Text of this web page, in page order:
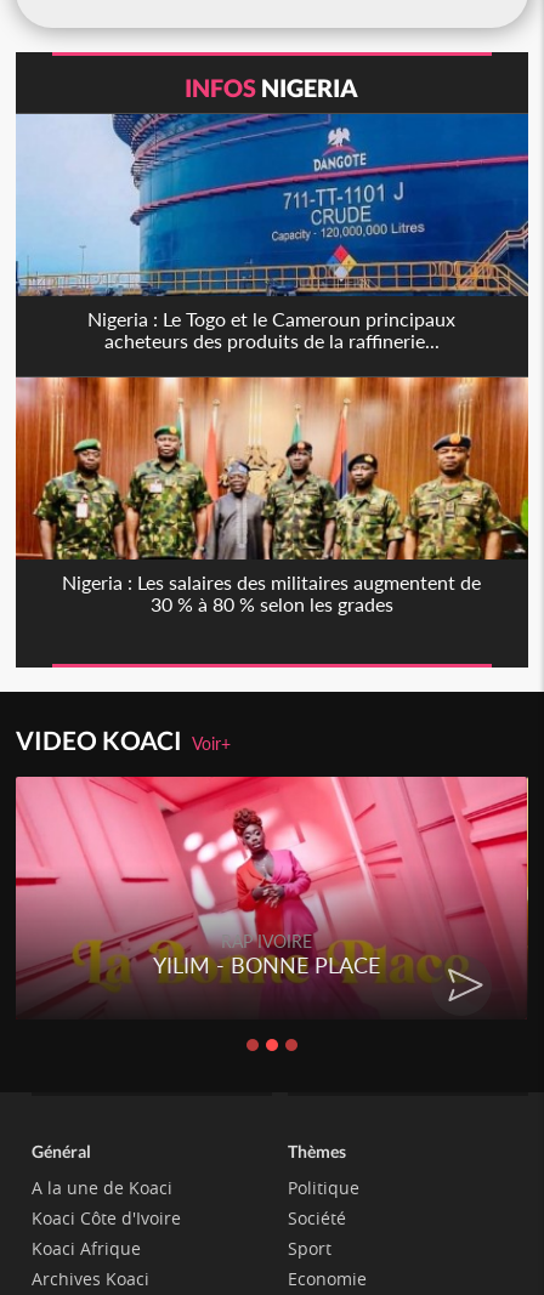
INFOS NIGERIA
Nigeria : Le Togo et le Cameroun principaux
acheteurs des produits de la raffinerie...
Nigeria : Les salaires des militaires augmentent de
30 % à 80 % selon les grades
VIDEO KOACIVoir+
RAP IVOIRE
YILIM - BONNE PLACE
Général
A la une de Koaci
Koaci Côte d'Ivoire
Koaci Afrique
Archives Koaci
Thèmes
Politique
Société
Sport
Economie